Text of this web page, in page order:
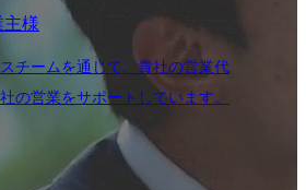
様
チームを通じて、貴社の営業代
の営業をサポートしています。
ビス。中小企業から大企業まで新規開
トします。